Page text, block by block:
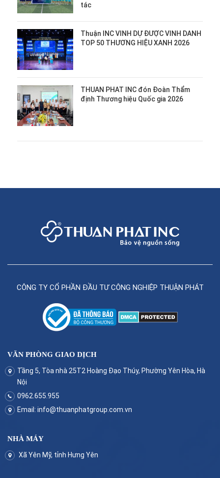
tác
Thuận INC VINH DỰ ĐƯỢC VINH DANH
TOP 50 THƯƠNG HIỆU XANH 2026
THUAN PHAT INC đón Đoàn Thẩm
định Thương hiệu Quốc gia 2026
CÔNG TY CỔ PHẦN ĐẦU TƯ CÔNG NGHIỆP THUẬN PHÁT
VĂN PHÒNG GIAO DỊCH
Tầng 5, Tòa nhà 25T2 Hoàng Đạo Thúy, Phường Yên Hòa, Hà
Nội
0962.655.955
Email: info@thuanphatgroup.com.vn
NHÀ MÁY
Xã Yên Mỹ, tỉnh Hưng Yên